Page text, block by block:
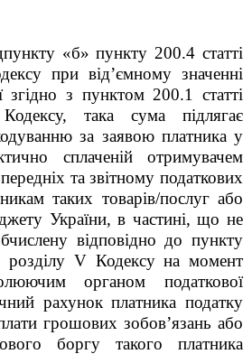
«б» пункту 200.4 статті
при від’ємному значенні
згідно з пунктом 200.1 статті
така сума підлягає
за заявою платника у
сплаченій отримувачем
та звітному податкових
таких товарів/послуг або
України, в частині, що не
відповідно до пункту
розділу V Кодексу на момент
органом податкової
рахунок платника податку
грошових зобов’язань або
боргу такого платника